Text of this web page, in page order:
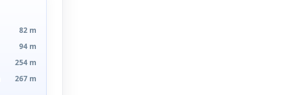
82 m
94 m
254 m
267 m